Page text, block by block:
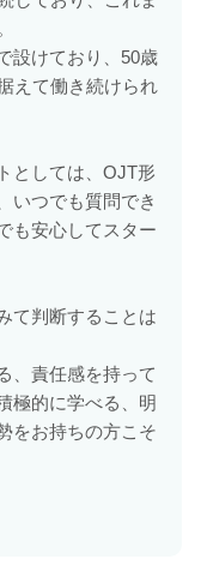
設けており、50歳
えて働き続けられ
としては、OJT形
いつでも質問でき
も安心してスター
て判断することは
、責任感を持って
極的に学べる、明
をお持ちの方こそ